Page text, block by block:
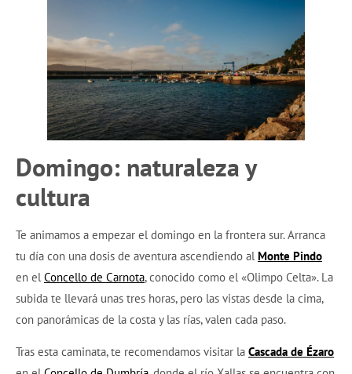
Domingo: naturaleza y
cultura
Te animamos a empezar el domingo en la frontera sur. Arranca
tu día con una dosis de aventura ascendiendo al Monte Pindo
en el Concello de Carnota, conocido como el «Olimpo Celta». La
subida te llevará unas tres horas, pero las vistas desde la cima,
con panorámicas de la costa y las rías, valen cada paso.
Tras esta caminata, te recomendamos visitar la Cascada de Ézaro